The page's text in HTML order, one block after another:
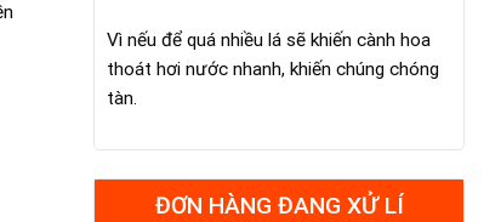
Vì nếu để quá nhiều lá sẽ khiến cành hoa
thoát hơi nước nhanh, khiến chúng chóng
tàn.
ĐƠN HÀNG ĐANG XỬ LÍ